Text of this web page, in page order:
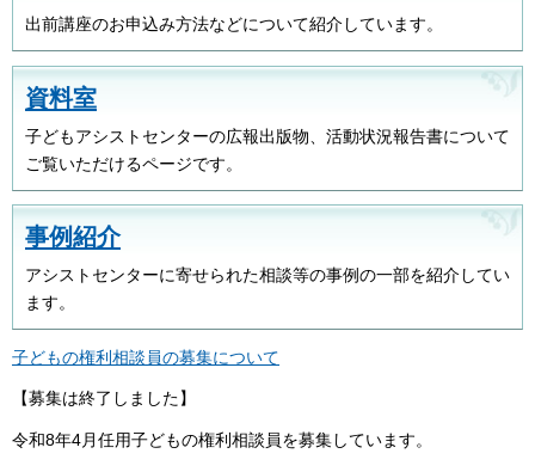
出前講座のお申込み方法などについて紹介しています。
資料室
子どもアシストセンターの広報出版物、活動状況報告書について
ご覧いただけるページです。
事例紹介
アシストセンターに寄せられた相談等の事例の一部を紹介してい
ます。
子どもの権利相談員の募集について
【募集は終了しました】
令和8年4月任用子どもの権利相談員を募集しています。